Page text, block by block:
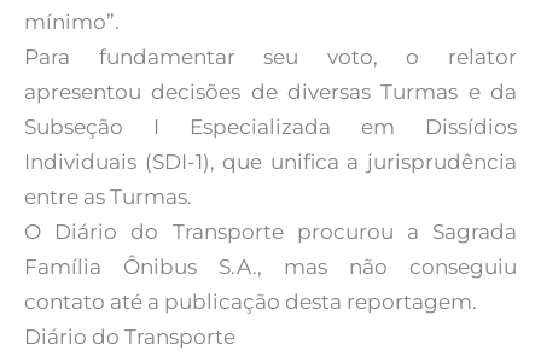
mínimo”.
Para fundamentar seu voto, o relator
apresentou decisões de diversas Turmas e da
Subseção I Especializada em Dissídios
Individuais (SDI-1), que unifica a jurisprudência
entre as Turmas.
O Diário do Transporte procurou a Sagrada
Família Ônibus S.A., mas não conseguiu
contato até a publicação desta reportagem.
Diário do Transporte